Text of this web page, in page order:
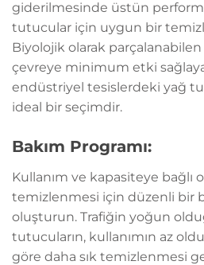
giderilmesinde üstün
tutucular için uygun bir
Biyolojik olarak
çevreye minimum etki
endüstriyel tesislerdeki yağ
ideal bir seçimdir.
Bakım Programı:
Kullanım ve kapasiteye bağlı
temizlenmesi için düzenli bir
oluşturun. Trafiğin yoğun
tutucuların, kullanımın az
göre daha sık temizlenmesi